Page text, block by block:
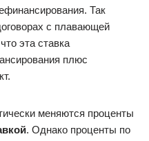
Так
с плавающей
эта ставка
плюс
меняются проценты
. Однако проценты по